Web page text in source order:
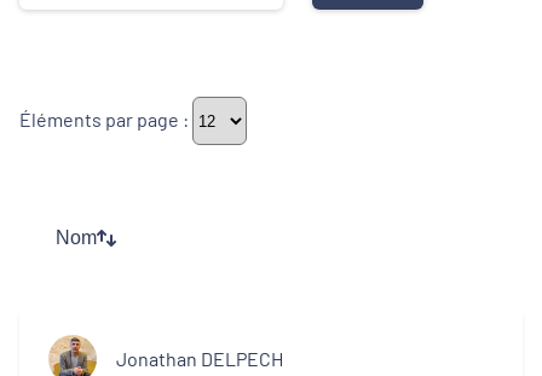
Éléments par page :
Thématiques
Nom
Jonathan DELPECH